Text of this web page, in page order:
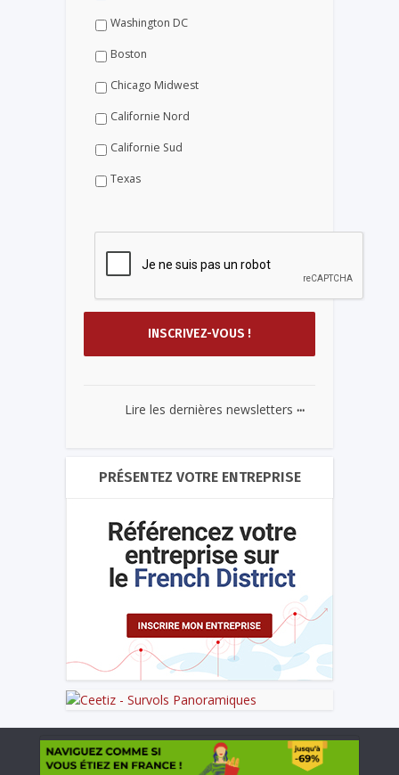
Washington DC
Boston
Chicago Midwest
Californie Nord
Californie Sud
Texas
Lire les dernières newsletters ...
PRÉSENTEZ VOTRE ENTREPRISE